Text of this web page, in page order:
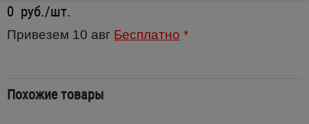
0 руб./шт.
Привезем 10 авг Бесплатно *
Похожие товары